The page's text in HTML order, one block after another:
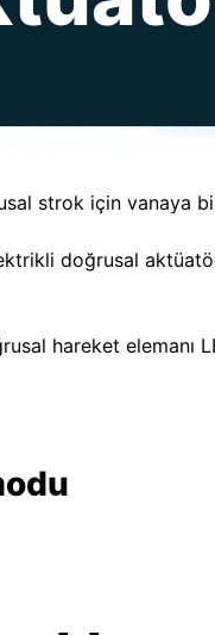
strok için vanaya
doğrusal
hareket